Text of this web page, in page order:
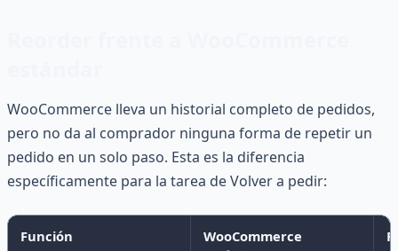
WooCommerce lleva un historial completo de pedidos,
pero no da al comprador ninguna forma de repetir un
pedido en un solo paso. Esta es la diferencia
específicamente para la tarea de Volver a pedir:
Función
WooCommerce